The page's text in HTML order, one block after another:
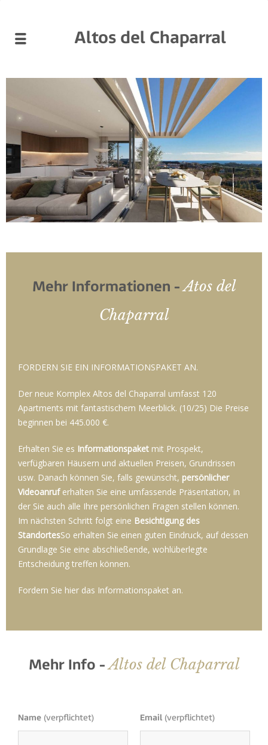
Altos del Chaparral
Mehr Informationen -Atos del
Chaparral
FORDERN SIE EIN INFORMATIONSPAKET AN.
Der neue Komplex Altos del Chaparral umfasst 120
Apartments mit fantastischem Meerblick. (10/25) Die Preise
beginnen bei 445.000 €.
Erhalten Sie es Informationspaket mit Prospekt,
verfügbaren Häusern und aktuellen Preisen, Grundrissen
usw. Danach können Sie, falls gewünscht, persönlicher
Videoanruferhalten Sie eine umfassende Präsentation, in
der Sie auch alle Ihre persönlichen Fragen stellen können.
Im nächsten Schritt folgt eine Besichtigung des
StandortesSo erhalten Sie einen guten Eindruck, auf dessen
Grundlage Sie eine abschließende, wohlüberlegte
Entscheidung treffen können.
Fordern Sie hier das Informationspaket an.
Mehr Info -Altos del Chaparral
Name (verpflichtet) Email (verpflichtet)